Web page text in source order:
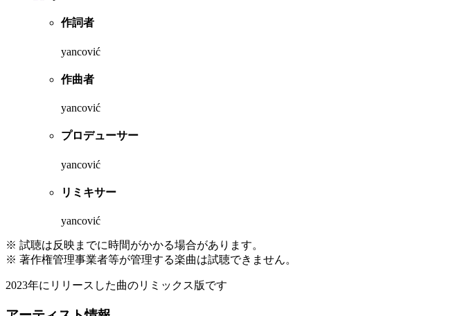
作詞者
yancović
作曲者
yancović
プロデューサー
yancović
リミキサー
yancović
※ 試聴は反映までに時間がかかる場合があります。
※ 著作権管理事業者等が管理する楽曲は試聴できません。
2023年にリリースした曲のリミックス版です